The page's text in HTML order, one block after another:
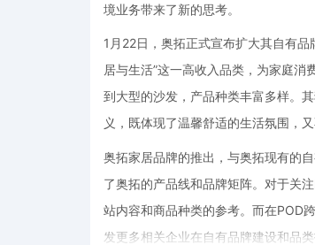
境业务带来了新的思考。
1月22日，奥拓正式宣布扩大其自有
居与生活”这一高收入品类，为家庭
到大型的沙发，产品种类丰富多样。
义，既体现了温馨舒适的生活氛围，
奥拓家居品牌的推出，与奥拓现有的
了奥拓的产品线和品牌矩阵。对于关
站内容和商品种类的参考。而在POD
发更多相关企业在自有品牌建设和品类